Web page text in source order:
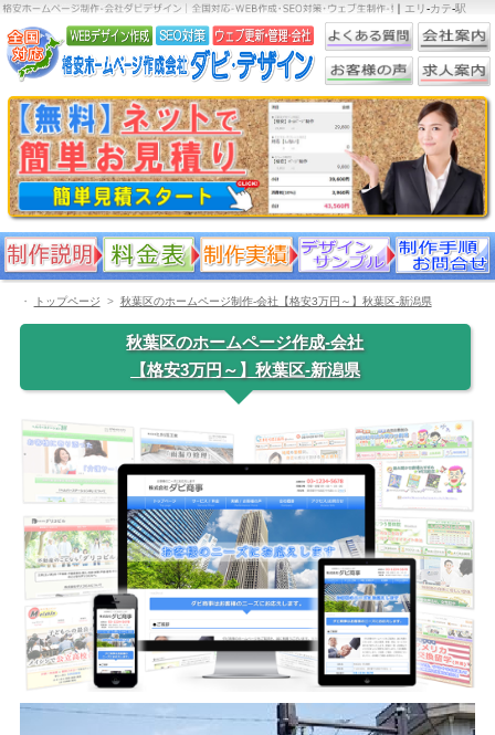
｜ エリ-カテ-駅
・ トップページ 秋葉区のホームページ制作-会社【格安3万円～】秋葉区-新潟県
秋葉区のホームページ作成-会社
【格安3万円～】秋葉区-新潟県